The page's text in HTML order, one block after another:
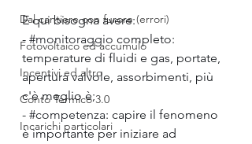
Dal cantiere con furore (errori)
Fotovoltaico ed accumulo
Incentivi ed altro
Conto Termico 3.0
Incarichi particolari
E qui bisogna avere:
- #monitoraggio completo:
temperature di fluidi e gas, portate,
apertura valvole, assorbimenti, più
c'è meglio è;
- #competenza: capire il fenomeno
è importante per iniziare ad